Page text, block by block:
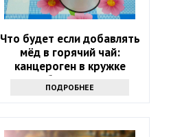
Что будет если добавлять
мёд в горячий чай:
канцероген в кружке
обеспечен?
ПОДРОБНЕЕ